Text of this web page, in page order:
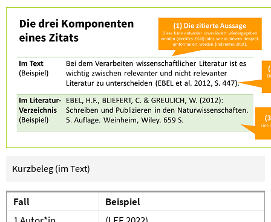
Kurzbeleg (im Text)
Fall
Beispiel